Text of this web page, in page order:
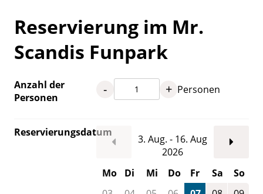
Reservierung im Mr.
Scandis Funpark
Anzahl der
Personen
- + Personen
Reservierungsdatum
3. Aug. - 16. Aug
2026
Mo
Di Mi Do Fr Sa
So